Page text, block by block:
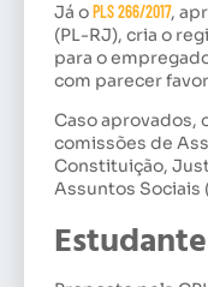
Já oPLS 266/2017,
(PL-RJ), cria o
para o
com parecer
Caso aprovados,
comissões de
Constituição,
Assuntos Sociais